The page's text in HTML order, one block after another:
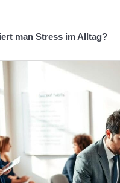
man Stress im Alltag?